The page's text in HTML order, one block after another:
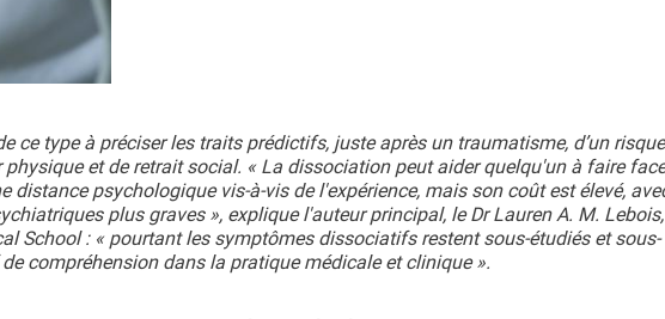
ce type à préciser les traits prédictifs, juste après un traumatisme, d’un
physique et de retrait social. « La dissociation peut aider quelqu'un à faire
distance psychologique vis-à-vis de l'expérience, mais son coût est élevé,
plus graves », explique l'auteur principal, le Dr Lauren A. M. Lebois,
School : « pourtant les symptômes dissociatifs restent sous-étudiés et sous-
compréhension dans la pratique médicale et clinique ».